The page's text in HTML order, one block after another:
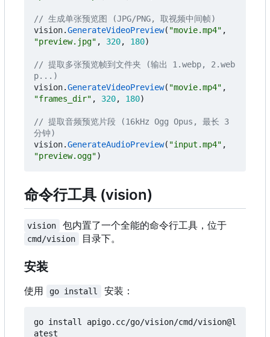
// 生成单张预览图 (JPG/PNG, 取视频中间帧)
vision.GenerateVideoPreview( "movie.mp4" ,
"preview.jpg" , 320, 180)
// 提取多张预览帧到文件夹 (输出 1.webp, 2.web
p...)
vision.GenerateVideoPreview( "movie.mp4" ,
"frames_dir" , 320, 180)
// 提取音频预览片段 (16kHz Ogg Opus, 最长 3
分钟)
vision.GenerateAudioPreview( "input.mp4" ,
"preview.ogg")
命令行工具 (vision)
vision 包内置了一个全能的命令行工具，位于
cmd/vision 目录下。
安装
使用 go install 安装：
go install apigo.cc/go/vision/cmd/vision@l